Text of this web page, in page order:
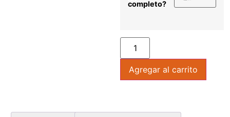
completo?
Agregar al carrito